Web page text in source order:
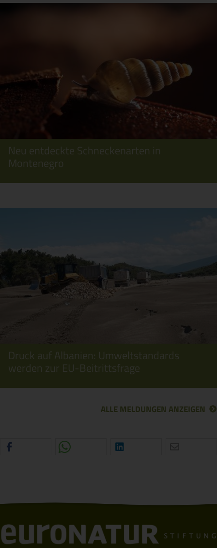
Neu entdeckte Schneckenarten in
Montenegro
Druck auf Albanien: Umweltstandards
werden zur EU-Beitrittsfrage
ALLE MELDUNGEN ANZEIGEN